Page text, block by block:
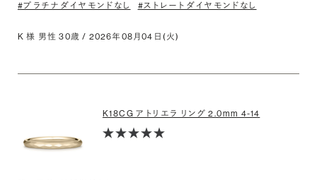
#プラチナ ダイヤモンドなし
#ストレート ダイヤモンドなし
K 様 男性 30歳 / 2026年08月04日(火)
K18CG アトリエラ リング 2.0mm 4-14